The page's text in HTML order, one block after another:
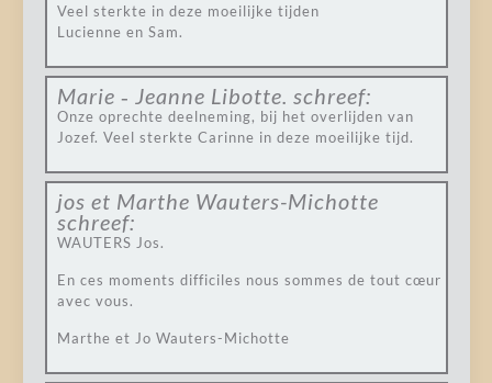
Veel sterkte in deze moeilijke tijden
Lucienne en Sam.
Marie ‐ Jeanne Libotte. schreef:
Onze oprechte deelneming, bij het overlijden van
Jozef. Veel sterkte Carinne in deze moeilijke tijd.
jos et Marthe Wauters-Michotte
schreef:
WAUTERS Jos.
En ces moments difficiles nous sommes de tout cœur
avec vous.
Marthe et Jo Wauters-Michotte